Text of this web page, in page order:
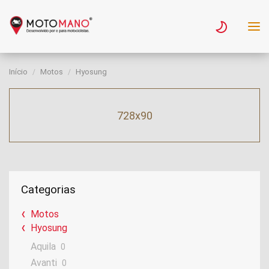
Início Motos Hyosung
728x90
Categorias
Motos
Hyosung
Aquila
0
Avanti 0